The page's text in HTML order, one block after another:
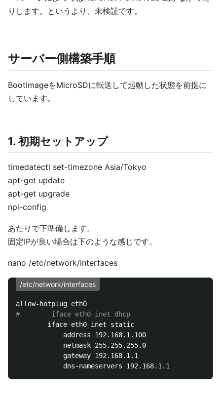
りします。というより、未検証です。
サーバー側構築手順
BootImageをMicroSDに転送して起動した状態を前提に
しています。
1. 初期セットアップ
timedatectl set-timezone Asia/Tokyo
apt-get update
apt-get upgrade
npi-config
あたりで下準備します。
固定IPが良い場合は下のような感じです。
nano /etc/network/interfaces
/etc/network/interfaces
#        iface eth0 inet dhcp
        iface eth0 inet static
            address 192.168.1.100
            netmask 255.255.255.0
            gateway 192.168.1.1